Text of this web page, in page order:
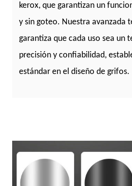
kerox, que garantizan un
y sin goteo. Nuestra avanzada
garantiza que cada uso sea un
precisión y confiabilidad,
estándar en el diseño de grifos.